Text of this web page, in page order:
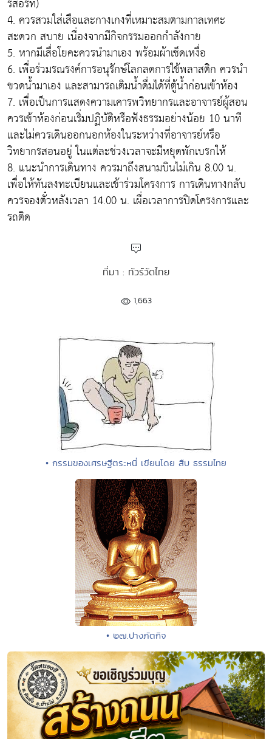
4. ควรสวมใส่เสือและกางเกงที่เหมาะสมตามกาลเทศะ
สะดวก สบาย เนื่องจากมีกิจกรรมออกกำลังกาย
5. หากมีเสื่อโยคะควรนำมาเอง พร้อมผ้าเช็ดเหงื่อ
6. เพื่อร่วมรณรงค์การอนุรักษ์โลกลดการใช้พลาสติก ควรนำ
ขวดน้ำมาเอง และสามารถเติมน้ำดื่มได้ที่ตู้น้ำก่อนเข้าห้อง
7. เพื่อเป็นการแสดงความเคารพวิทยากรและอาจารย์ผู้สอน
ควรเข้าห้องก่อนเริ่มปฏิบัติหรือฟังธรรมอย่างน้อย 10 นาที
และไม่ควรเดินออกนอกห้องในระหว่างที่อาจารย์หรือ
วิทยากรสอนอยู่ ในแต่ละช่วงเวลาจะมีหยุดพักเบรกให้
8. แนะนำการเดินทาง ควรมาถึงสนามบินไม่เกิน 8.00 น.
เพื่อให้ทันลงทะเบียนและเข้าร่วมโครงการ การเดินทางกลับ
ควรจองตั๋วหลังเวลา 14.00 น. เผื่อเวลาการปิดโครงการและ
รถติด
ที่มา : ทัวร์วัดไทย
1,663
• กรรมของเศรษฐีตระหนี่ เขียนโดย สืบ ธรรมไทย
• ๒๗.ปางภัตกิจ